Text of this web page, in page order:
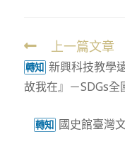
Read
more
articles
上一篇文章
轉知 新興科技教學
故我在』－SDGs全
轉知 國史館臺灣